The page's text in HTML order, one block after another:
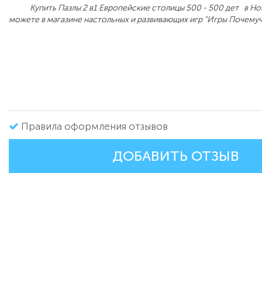
Купить Пазлы 2 в1 Европейские столицы 500 - 500 дет в
можете в магазине настольных и развивающих игр "Игры
Правила оформления отзывов
ДОБАВИТЬ ОТЗЫВ